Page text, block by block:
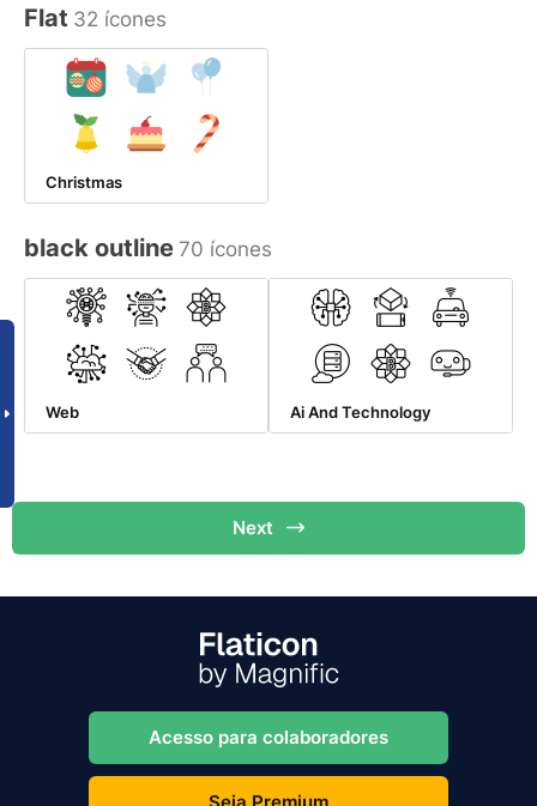
Flat 32 ícones
Christmas
black outline 70 ícones
Web Ai And Technology
Next
Acesso para colaboradores